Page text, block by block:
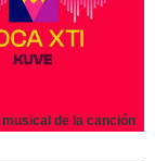
de la canción